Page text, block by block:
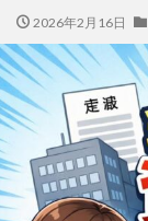
2026年2月16日